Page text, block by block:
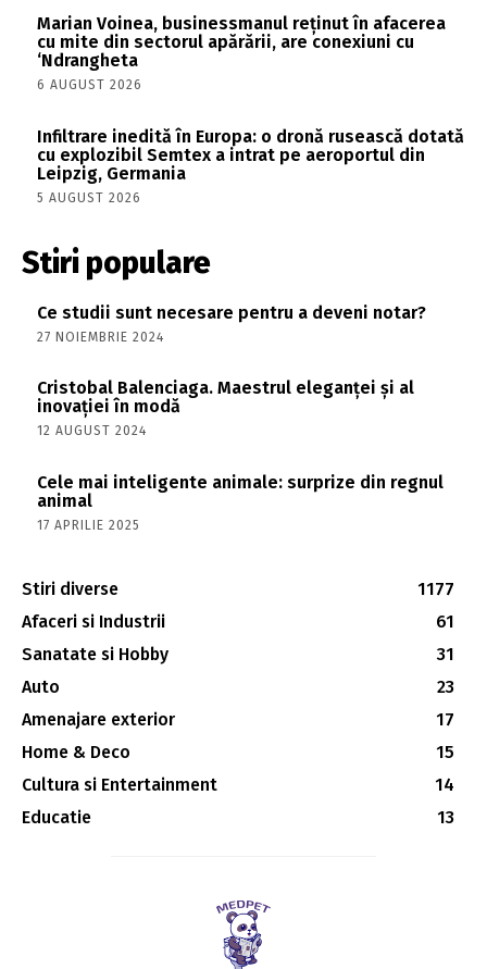
Marian Voinea, businessmanul reținut în afacerea
cu mite din sectorul apărării, are conexiuni cu
‘Ndrangheta
6 AUGUST 2026
Infiltrare inedită în Europa: o dronă rusească dotată
cu explozibil Semtex a intrat pe aeroportul din
Leipzig, Germania
5 AUGUST 2026
Stiri populare
Ce studii sunt necesare pentru a deveni notar?
27 NOIEMBRIE 2024
Cristobal Balenciaga. Maestrul eleganței și al
inovației în modă
12 AUGUST 2024
Cele mai inteligente animale: surprize din regnul
animal
17 APRILIE 2025
Stiri diverse
1177
Afaceri si Industrii
61
Sanatate si Hobby
31
Auto
23
Amenajare exterior
17
Home & Deco
15
Cultura si Entertainment
14
Educatie
13